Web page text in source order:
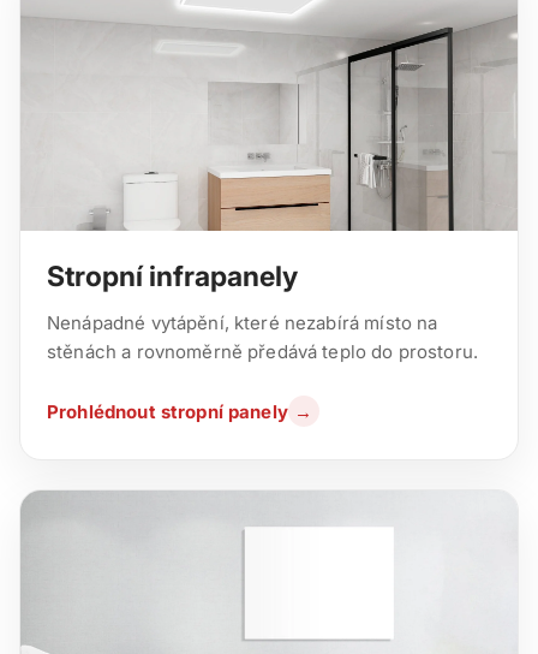
Stropní infrapanely
Nenápadné vytápění, které nezabírá místo na
stěnách a rovnoměrně předává teplo do prostoru.
Prohlédnout stropní panely →